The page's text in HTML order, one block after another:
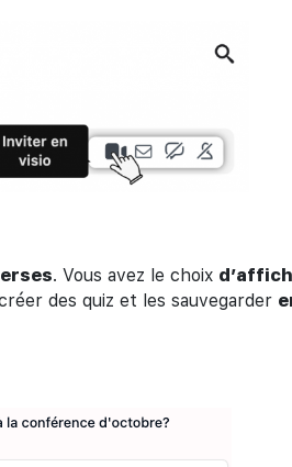
. Vous avez le choix
des quiz et les sauvegarder